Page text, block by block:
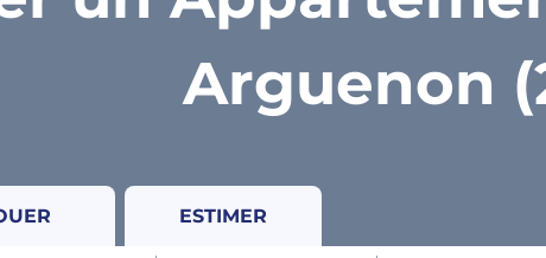
Arguenon
ESTIMER